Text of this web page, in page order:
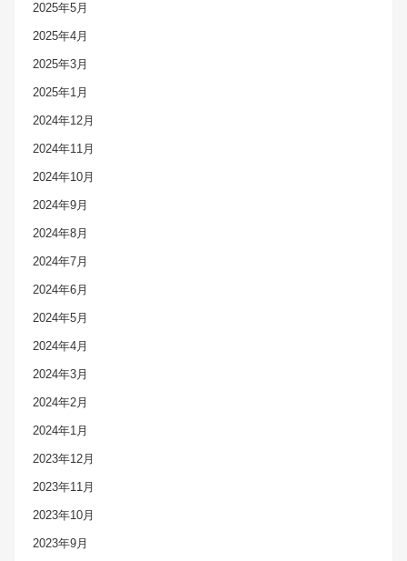
2025年5月
2025年4月
2025年3月
2025年1月
2024年12月
2024年11月
2024年10月
2024年9月
2024年8月
2024年7月
2024年6月
2024年5月
2024年4月
2024年3月
2024年2月
2024年1月
2023年12月
2023年11月
2023年10月
2023年9月